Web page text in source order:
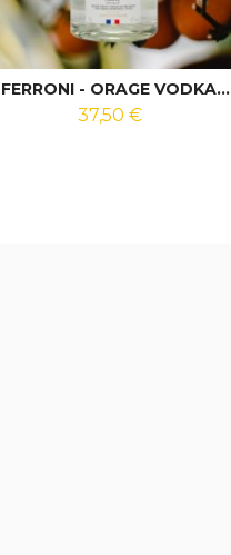
FERRONI - ORAGE VODKA...
37,50 €